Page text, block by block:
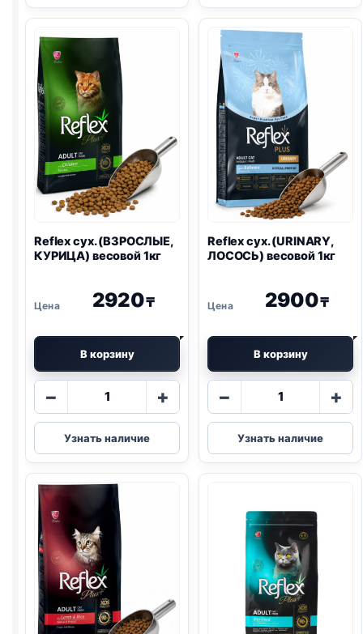
(КОТЯТ
МАМ,
ЯГЕНОК)
1,5кг
(СТЕРИЛ.,
весовой
1кг
Reflex сух. (ВЗРОСЛЫЕ,
КУРИЦА) весовой 1кг
2920₸
В корзину
−
Количество
Reflex
сух.
(ВЗРОСЛЫЕ,
КУРИЦА)
весовой
1кг
+
Узнать наличие
Reflex сух. (URINARY,
ЛОСОСЬ) весовой 1кг
2900₸
В корзину
−
Количество
Reflex
сух.
(URINARY,
1кг
+
Узнать наличие